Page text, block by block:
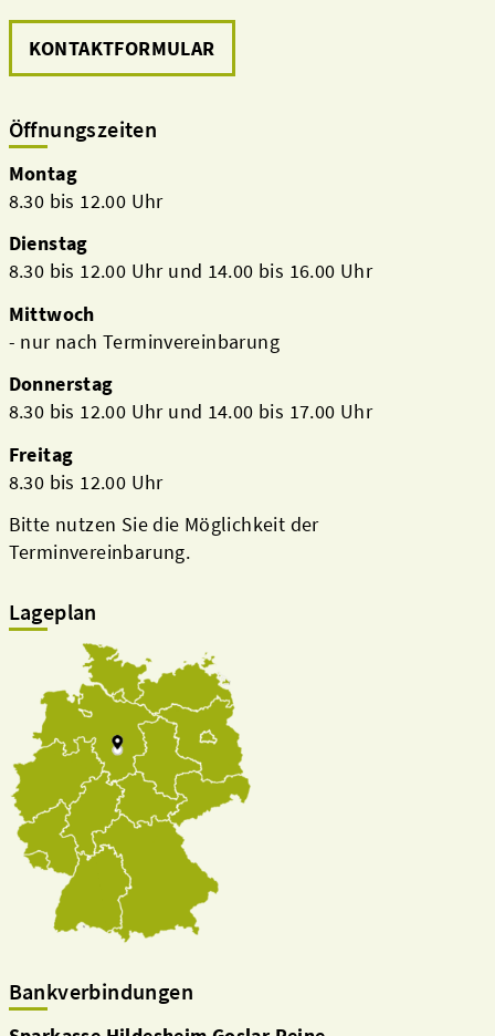
KONTAKTFORMULAR
Öffnungszeiten
Montag
8.30 bis 12.00 Uhr
Dienstag
8.30 bis 12.00 Uhr und 14.00 bis 16.00 Uhr
Mittwoch
- nur nach Terminvereinbarung
Donnerstag
8.30 bis 12.00 Uhr und 14.00 bis 17.00 Uhr
Freitag
8.30 bis 12.00 Uhr
Bitte nutzen Sie die Möglichkeit der
Terminvereinbarung.
Lageplan
Bankverbindungen